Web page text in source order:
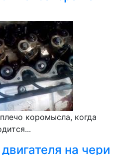
коромысла, когда
на чери